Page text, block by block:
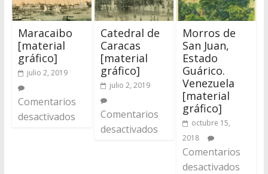
Maracaibo
[material
gráfico]
julio 2, 2019
Comentarios
desactivados
Catedral de
Caracas
[material
gráfico]
julio 2, 2019
Comentarios
desactivados
Morros de
San Juan,
Estado
Guárico.
Venezuela
[material
gráfico]
octubre 15,
2018
Comentarios
desactivados